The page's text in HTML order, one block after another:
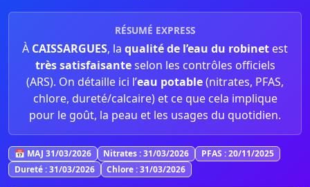
RÉSUMÉ EXPRESS
À CAISSARGUES, la qualité de l’eau du robinet est
très satisfaisanteselon les contrôles officiels
(ARS). On détaille ici l’eau potable(nitrates, PFAS,
chlore, dureté/calcaire) et ce que cela implique
pour le goût, la peau et les usages du quotidien.
📅 MAJ 31/03/2026 Nitrates : 31/03/2026
PFAS : 20/11/2025
Dureté : 31/03/2026
Chlore : 31/03/2026